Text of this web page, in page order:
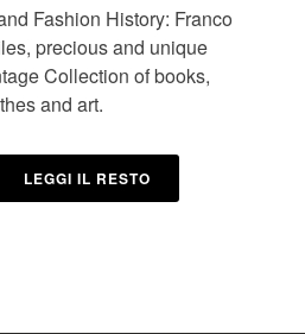
Fashion History: Franco
precious and unique
Collection of books,
and art.
LEGGI IL RESTO